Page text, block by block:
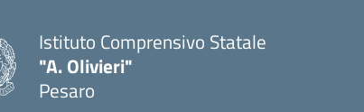
Istituto Comprensivo Statale
"A. Olivieri"
Pesaro